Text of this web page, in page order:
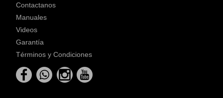
Contactanos
Manuales
Videos
Garantía
Términos y Condiciones